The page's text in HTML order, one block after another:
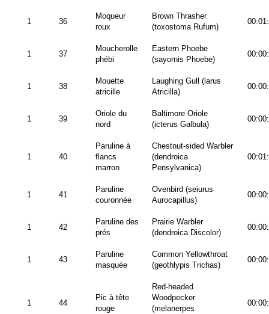
1 36
Moqueur
roux
Brown Thrasher
(toxostoma Rufum)
1 37
Moucherolle
phébi
Eastern Phoebe
(sayornis Phoebe)
1 38
Mouette
atricille
Laughing Gull (larus
Atricilla)
1 39
Oriole du
nord
Baltimore Oriole
(icterus Galbula)
1 40
Paruline à
flancs
marron
Chestnut-sided Warbler
(dendroica
Pensylvanica)
1 41
Paruline
couronnée
Ovenbird (seiurus
Aurocapillus)
1 42
Paruline des
prés
Prairie Warbler
(dendroica Discolor)
1 43
Paruline
masquée
Common Yellowthroat
(geothlypis Trichas)
1 44
Pic à tête
rouge
Red-headed
Woodpecker
(melanerpes